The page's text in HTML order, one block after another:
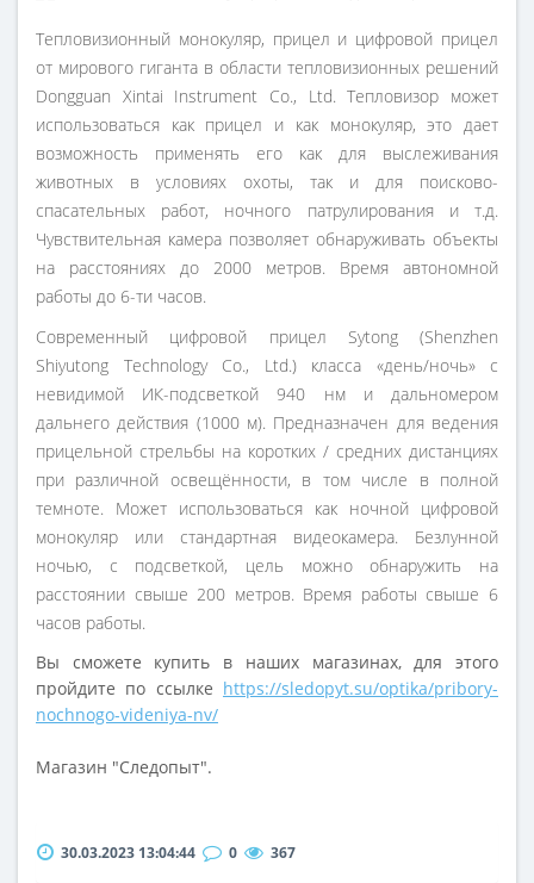
Тепловизионный монокуляр, прицел и цифровой прицел
от мирового гиганта в области тепловизионных решений
Dongguan Xintai Instrument Co., Ltd. Тепловизор может
использоваться как прицел и как монокуляр, это дает
возможность применять его как для выслеживания
животных в условиях охоты, так и для поисково-
спасательных работ, ночного патрулирования и т.д.
Чувствительная камера позволяет обнаруживать объекты
на расстояниях до 2000 метров. Время автономной
работы до 6-ти часов.
Современный цифровой прицел Sytong (Shenzhen
Shiyutong Technology Co., Ltd.) класса «день/ночь» с
невидимой ИК-подсветкой 940 нм и дальномером
дальнего действия (1000 м). Предназначен для ведения
прицельной стрельбы на коротких / средних дистанциях
при различной освещённости, в том числе в полной
темноте. Может использоваться как ночной цифровой
монокуляр или стандартная видеокамера. Безлунной
ночью, с подсветкой, цель можно обнаружить на
расстоянии свыше 200 метров. Время работы свыше 6
часов работы.
Вы сможете купить в наших магазинах, для этого
пройдите по ссылке https://sledopyt.su/optika/pribory-
nochnogo-videniya-nv/
Магазин "Следопыт".
30.03.2023 13:04:44 0 367